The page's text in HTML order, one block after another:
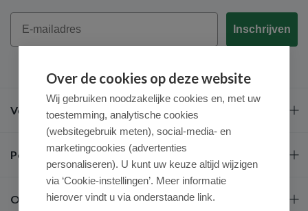
Email
Inschrijven
Veel gestelde vragen
Populaire merken
Over ons
Over de cookies op deze website
Wij gebruiken noodzakelijke cookies en, met uw
toestemming, analytische cookies
(websitegebruik meten), social-media- en
marketingcookies (advertenties
personaliseren). U kunt uw keuze altijd wijzigen
via ‘Cookie-instellingen’. Meer informatie
hierover vindt u via onderstaande link.